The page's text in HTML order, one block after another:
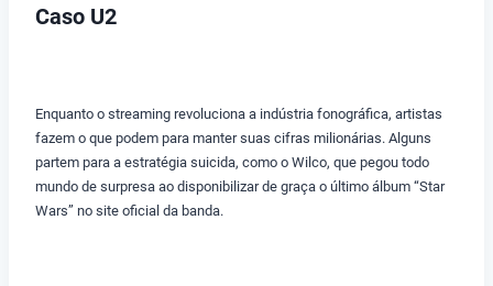
Caso U2
Enquanto o streaming revoluciona a indústria fonográfica, artistas
fazem o que podem para manter suas cifras milionárias. Alguns
partem para a estratégia suicida, como o Wilco, que pegou todo
mundo de surpresa ao disponibilizar de graça o último álbum “Star
Wars” no site oficial da banda.